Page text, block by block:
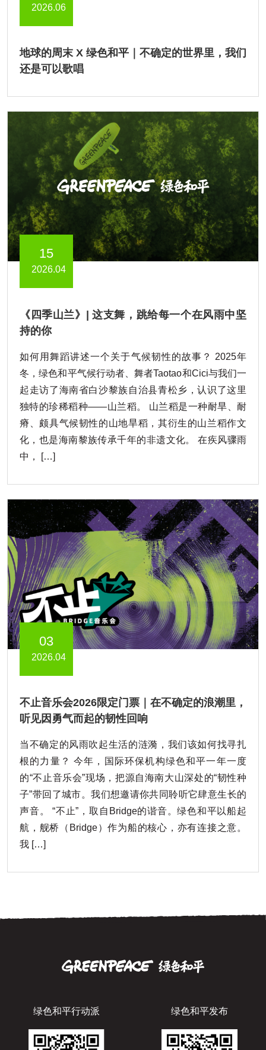
2026.06
地球的周末 X 绿色和平｜不确定的世界里，我们
还是可以歌唱
15
2026.04
《四季山兰》| 这支舞，跳给每一个在风雨中坚
持的你
如何用舞蹈讲述一个关于气候韧性的故事？ 2025年
冬，绿色和平气候行动者、舞者Taotao和Cici与我们一
起走访了海南省白沙黎族自治县青松乡，认识了这里
独特的珍稀稻种——山兰稻。 山兰稻是一种耐旱、耐
瘠、颇具气候韧性的山地旱稻，其衍生的山兰稻作文
化，也是海南黎族传承千年的非遗文化。 在疾风骤雨
中， […]
03
2026.04
不止音乐会2026限定门票｜在不确定的浪潮里，
听见因勇气而起的韧性回响
当不确定的风雨吹起生活的涟漪，我们该如何找寻扎
根的力量？ 今年，国际环保机构绿色和平一年一度
的“不止音乐会”现场，把源自海南大山深处的“韧性种
子”带回了城市。我们想邀请你共同聆听它肆意生长的
声音。 “不止”，取自Bridge的谐音。绿色和平以船起
航，舰桥（Bridge）作为船的核心，亦有连接之意。
我 […]
绿色和平行动派 绿色和平发布